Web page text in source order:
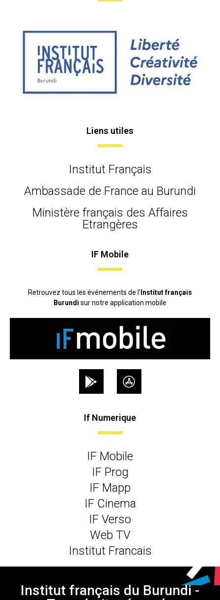
Liens utiles
Institut Français
Ambassade de France au Burundi
Ministère français des Affaires
Etrangères
IF Mobile
Retrouvez tous les événements de l’ Institut français
Burundi sur notre application mobile
If Numerique
IF Mobile
IF Prog
IF Mapp
IF Cinema
IF Verso
Web TV
Institut Francais
Institut français du Burundi -